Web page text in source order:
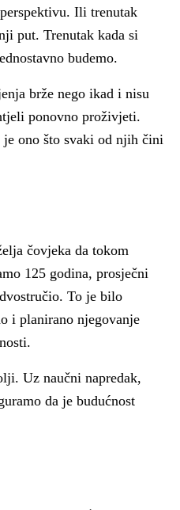
Ili trenutak
put. Trenutak kada si
budemo.
brže nego ikad i nisu
ponovno proživjeti.
ono što svaki od njih čini
čovjeka da tokom
125 godina, prosječni
To je bilo
i planirano njegovanje
Uz naučni napredak,
da je budućnost